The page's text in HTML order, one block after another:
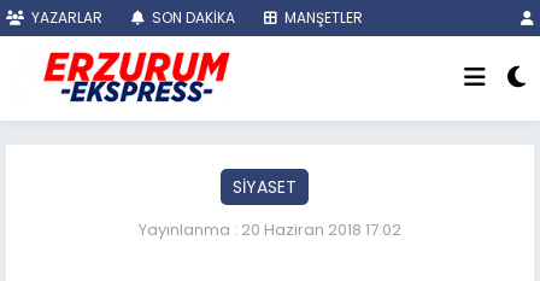
YAZARLAR SON DAKİKA MANŞETLER
SİYASET
Yayınlanma : 20 Haziran 2018 17:02